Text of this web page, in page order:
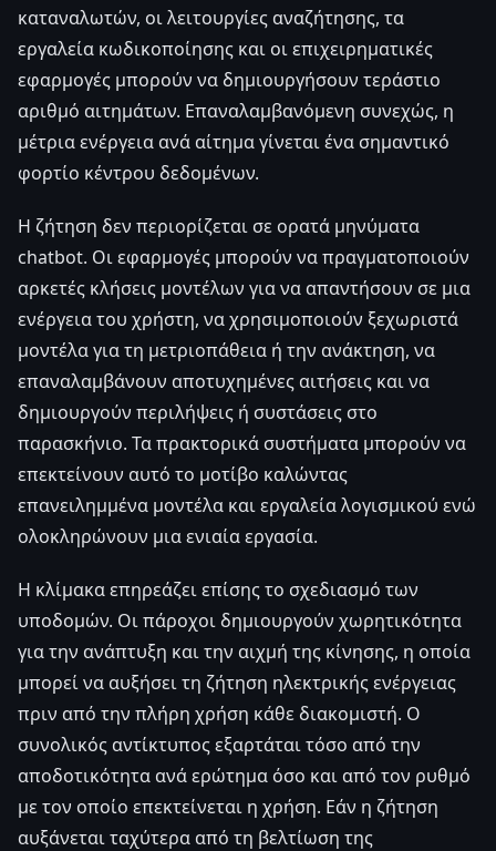
καταναλωτών, οι λειτουργίες αναζήτησης, τα
εργαλεία κωδικοποίησης και οι επιχειρηματικές
εφαρμογές μπορούν να δημιουργήσουν τεράστιο
αριθμό αιτημάτων. Επαναλαμβανόμενη συνεχώς, η
μέτρια ενέργεια ανά αίτημα γίνεται ένα σημαντικό
φορτίο κέντρου δεδομένων.
Η ζήτηση δεν περιορίζεται σε ορατά μηνύματα
chatbot. Οι εφαρμογές μπορούν να πραγματοποιούν
αρκετές κλήσεις μοντέλων για να απαντήσουν σε μια
ενέργεια του χρήστη, να χρησιμοποιούν ξεχωριστά
μοντέλα για τη μετριοπάθεια ή την ανάκτηση, να
επαναλαμβάνουν αποτυχημένες αιτήσεις και να
δημιουργούν περιλήψεις ή συστάσεις στο
παρασκήνιο. Τα πρακτορικά συστήματα μπορούν να
επεκτείνουν αυτό το μοτίβο καλώντας
επανειλημμένα μοντέλα και εργαλεία λογισμικού ενώ
ολοκληρώνουν μια ενιαία εργασία.
Η κλίμακα επηρεάζει επίσης το σχεδιασμό των
υποδομών. Οι πάροχοι δημιουργούν χωρητικότητα
για την ανάπτυξη και την αιχμή της κίνησης, η οποία
μπορεί να αυξήσει τη ζήτηση ηλεκτρικής ενέργειας
πριν από την πλήρη χρήση κάθε διακομιστή. Ο
συνολικός αντίκτυπος εξαρτάται τόσο από την
αποδοτικότητα ανά ερώτημα όσο και από τον ρυθμό
με τον οποίο επεκτείνεται η χρήση. Εάν η ζήτηση
αυξάνεται ταχύτερα από τη βελτίωση της